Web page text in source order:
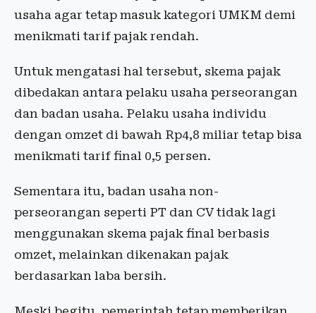
usaha agar tetap masuk kategori UMKM demi
menikmati tarif pajak rendah.
Untuk mengatasi hal tersebut, skema pajak
dibedakan antara pelaku usaha perseorangan
dan badan usaha. Pelaku usaha individu
dengan omzet di bawah Rp4,8 miliar tetap bisa
menikmati tarif final 0,5 persen.
Sementara itu, badan usaha non-
perseorangan seperti PT dan CV tidak lagi
menggunakan skema pajak final berbasis
omzet, melainkan dikenakan pajak
berdasarkan laba bersih.